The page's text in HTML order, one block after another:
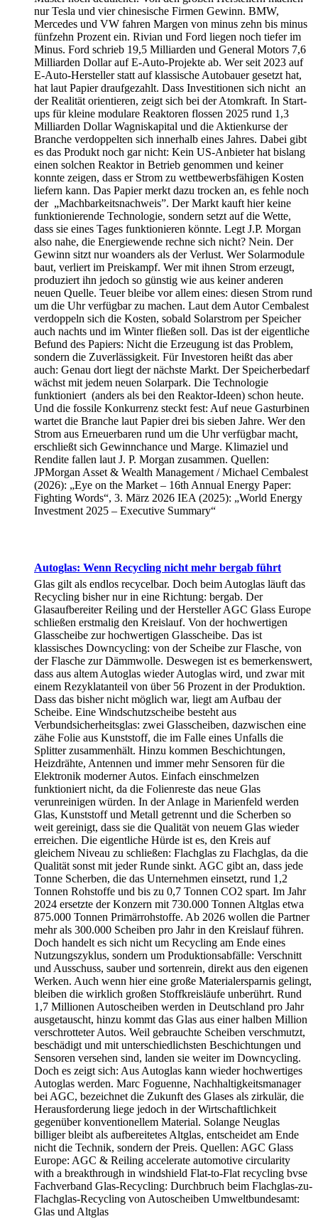
nur Tesla und vier chinesische Firmen Gewinn. BMW,
Mercedes und VW fahren Margen von minus zehn bis minus
fünfzehn Prozent ein. Rivian und Ford liegen noch tiefer im
Minus. Ford schrieb 19,5 Milliarden und General Motors 7,6
Milliarden Dollar auf E-Auto-Projekte ab. Wer seit 2023 auf
E-Auto-Hersteller statt auf klassische Autobauer gesetzt hat,
hat laut Papier draufgezahlt. Dass Investitionen sich nicht an
der Realität orientieren, zeigt sich bei der Atomkraft. In Start-
ups für kleine modulare Reaktoren flossen 2025 rund 1,3
Milliarden Dollar Wagniskapital und die Aktienkurse der
Branche verdoppelten sich innerhalb eines Jahres. Dabei gibt
es das Produkt noch gar nicht: Kein US-Anbieter hat bislang
einen solchen Reaktor in Betrieb genommen und keiner
konnte zeigen, dass er Strom zu wettbewerbsfähigen Kosten
liefern kann. Das Papier merkt dazu trocken an, es fehle noch
der „Machbarkeitsnachweis”. Der Markt kauft hier keine
funktionierende Technologie, sondern setzt auf die Wette,
dass sie eines Tages funktionieren könnte. Legt J.P. Morgan
also nahe, die Energiewende rechne sich nicht? Nein. Der
Gewinn sitzt nur woanders als der Verlust. Wer Solarmodule
baut, verliert im Preiskampf. Wer mit ihnen Strom erzeugt,
produziert ihn jedoch so günstig wie aus keiner anderen
neuen Quelle. Teuer bleibe vor allem eines: diesen Strom rund
um die Uhr verfügbar zu machen. Laut dem Autor Cembalest
verdoppeln sich die Kosten, sobald Solarstrom per Speicher
auch nachts und im Winter fließen soll. Das ist der eigentliche
Befund des Papiers: Nicht die Erzeugung ist das Problem,
sondern die Zuverlässigkeit. Für Investoren heißt das aber
auch: Genau dort liegt der nächste Markt. Der Speicherbedarf
wächst mit jedem neuen Solarpark. Die Technologie
funktioniert (anders als bei den Reaktor-Ideen) schon heute.
Und die fossile Konkurrenz steckt fest: Auf neue Gasturbinen
wartet die Branche laut Papier drei bis sieben Jahre. Wer den
Strom aus Erneuerbaren rund um die Uhr verfügbar macht,
erschließt sich Gewinnchance und Marge. Klimaziel und
Rendite fallen laut J. P. Morgan zusammen. Quellen:
JPMorgan Asset & Wealth Management / Michael Cembalest
(2026): „Eye on the Market – 16th Annual Energy Paper:
Fighting Words“, 3. März 2026 IEA (2025): „World Energy
Investment 2025 – Executive Summary“
Autoglas: Wenn Recycling nicht mehr bergab führt
Glas gilt als endlos recycelbar. Doch beim Autoglas läuft das
Recycling bisher nur in eine Richtung: bergab. Der
Glasaufbereiter Reiling und der Hersteller AGC Glass Europe
schließen erstmalig den Kreislauf. Von der hochwertigen
Glasscheibe zur hochwertigen Glasscheibe. Das ist
klassisches Downcycling: von der Scheibe zur Flasche, von
der Flasche zur Dämmwolle. Deswegen ist es bemerkenswert,
dass aus altem Autoglas wieder Autoglas wird, und zwar mit
einem Rezyklatanteil von über 56 Prozent in der Produktion.
Dass das bisher nicht möglich war, liegt am Aufbau der
Scheibe. Eine Windschutzscheibe besteht aus
Verbundsicherheitsglas: zwei Glasscheiben, dazwischen eine
zähe Folie aus Kunststoff, die im Falle eines Unfalls die
Splitter zusammenhält. Hinzu kommen Beschichtungen,
Heizdrähte, Antennen und immer mehr Sensoren für die
Elektronik moderner Autos. Einfach einschmelzen
funktioniert nicht, da die Folienreste das neue Glas
verunreinigen würden. In der Anlage in Marienfeld werden
Glas, Kunststoff und Metall getrennt und die Scherben so
weit gereinigt, dass sie die Qualität von neuem Glas wieder
erreichen. Die eigentliche Hürde ist es, den Kreis auf
gleichem Niveau zu schließen: Flachglas zu Flachglas, da die
Qualität sonst mit jeder Runde sinkt. AGC gibt an, dass jede
Tonne Scherben, die das Unternehmen einsetzt, rund 1,2
Tonnen Rohstoffe und bis zu 0,7 Tonnen CO2 spart. Im Jahr
2024 ersetzte der Konzern mit 730.000 Tonnen Altglas etwa
875.000 Tonnen Primärrohstoffe. Ab 2026 wollen die Partner
mehr als 300.000 Scheiben pro Jahr in den Kreislauf führen.
Doch handelt es sich nicht um Recycling am Ende eines
Nutzungszyklus, sondern um Produktionsabfälle: Verschnitt
und Ausschuss, sauber und sortenrein, direkt aus den eigenen
Werken. Auch wenn hier eine große Materialersparnis gelingt,
bleiben die wirklich großen Stoffkreisläufe unberührt. Rund
1,7 Millionen Autoscheiben werden in Deutschland pro Jahr
ausgetauscht, hinzu kommt das Glas aus einer halben Million
verschrotteter Autos. Weil gebrauchte Scheiben verschmutzt,
beschädigt und mit unterschiedlichsten Beschichtungen und
Sensoren versehen sind, landen sie weiter im Downcycling.
Doch es zeigt sich: Aus Autoglas kann wieder hochwertiges
Autoglas werden. Marc Foguenne, Nachhaltigkeitsmanager
bei AGC, bezeichnet die Zukunft des Glases als zirkulär, die
Herausforderung liege jedoch in der Wirtschaftlichkeit
gegenüber konventionellem Material. Solange Neuglas
billiger bleibt als aufbereitetes Altglas, entscheidet am Ende
nicht die Technik, sondern der Preis. Quellen: AGC Glass
Europe: AGC & Reiling accelerate automotive circularity
with a breakthrough in windshield Flat-to-Flat recycling bvse
Fachverband Glas-Recycling: Durchbruch beim Flachglas-zu-
Flachglas-Recycling von Autoscheiben Umweltbundesamt:
Glas und Altglas